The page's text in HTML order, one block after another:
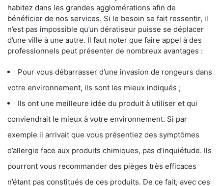
habitez dans les grandes agglomérations afin de
bénéficier de nos services. Si le besoin se fait ressentir, il
n’est pas impossible qu’un dératiseur puisse se déplacer
d’une ville à une autre. Il faut noter que faire appel à des
professionnels peut présenter de nombreux avantages :
Pour vous débarrasser d’une invasion de rongeurs dans
votre environnement, ils sont les mieux indiqués ;
Ils ont une meilleure idée du produit à utiliser et qui
conviendrait le mieux à votre environnement. Si par
exemple il arrivait que vous présentiez des symptômes
d’allergie face aux produits chimiques, pas d’inquiétude. Ils
pourront vous recommander des pièges très efficaces
n’étant pas constitués de ces produits. De ce fait, avec ces